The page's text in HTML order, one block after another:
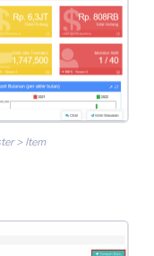
> Item